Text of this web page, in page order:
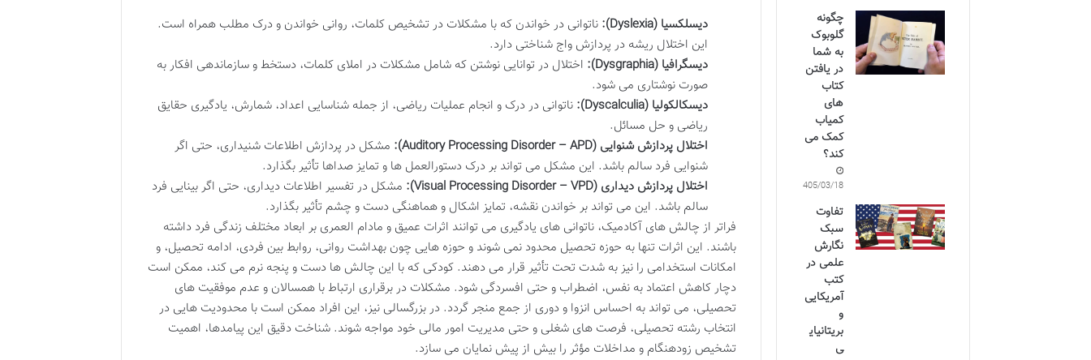
دیسلکسیا (Dyslexia):
ناتوانی در خواندن که با مشکلات در تشخیص کلمات، روانی خواندن و درک مطلب همراه است.
این اختلال ریشه در پردازش واج شناختی دارد.
دیسگرافیا (Dysgraphia):
اختلال در توانایی نوشتن که شامل مشکلات در املای کلمات، دستخط و سازماندهی افکار به
صورت نوشتاری می شود.
دیسکالکولیا (Dyscalculia):
ناتوانی در درک و انجام عملیات ریاضی، از جمله شناسایی اعداد، شمارش، یادگیری حقایق
ریاضی و حل مسائل.
اختلال پردازش شنوایی (Auditory Processing Disorder – APD):
مشکل در پردازش اطلاعات شنیداری، حتی اگر
شنوایی فرد سالم باشد. این مشکل می تواند بر درک دستورالعمل ها و تمایز صداها تأثیر بگذارد.
اختلال پردازش دیداری (Visual Processing Disorder – VPD):
مشکل در تفسیر اطلاعات دیداری، حتی اگر بینایی فرد
سالم باشد. این می تواند بر خواندن نقشه، تمایز اشکال و هماهنگی دست و چشم تأثیر بگذارد.
فراتر از چالش های آکادمیک، ناتوانی های یادگیری می توانند اثرات عمیق و مادام العمری بر ابعاد مختلف زندگی فرد داشته
باشند. این اثرات تنها به حوزه تحصیل محدود نمی شوند و حوزه هایی چون بهداشت روانی، روابط بین فردی، ادامه تحصیل، و
امکانات استخدامی را نیز به شدت تحت تأثیر قرار می دهند. کودکی که با این چالش ها دست و پنجه نرم می کند، ممکن است
دچار کاهش اعتماد به نفس، اضطراب و حتی افسردگی شود. مشکلات در برقراری ارتباط با همسالان و عدم موفقیت های
تحصیلی، می تواند به احساس انزوا و دوری از جمع منجر گردد. در بزرگسالی نیز، این افراد ممکن است با محدودیت هایی در
انتخاب رشته تحصیلی، فرصت های شغلی و حتی مدیریت امور مالی خود مواجه شوند. شناخت دقیق این پیامدها، اهمیت
تشخیص زودهنگام و مداخلات مؤثر را بیش از پیش نمایان می سازد.
چگونه
گلوبوک
به شما
در یافتن
کتاب
های
کمیاب
کمک می
کند؟
1405/03/18
تفاوت
سبک
نگارش
علمی در
کتب
آمریکایی
و
بریتانیای
ی